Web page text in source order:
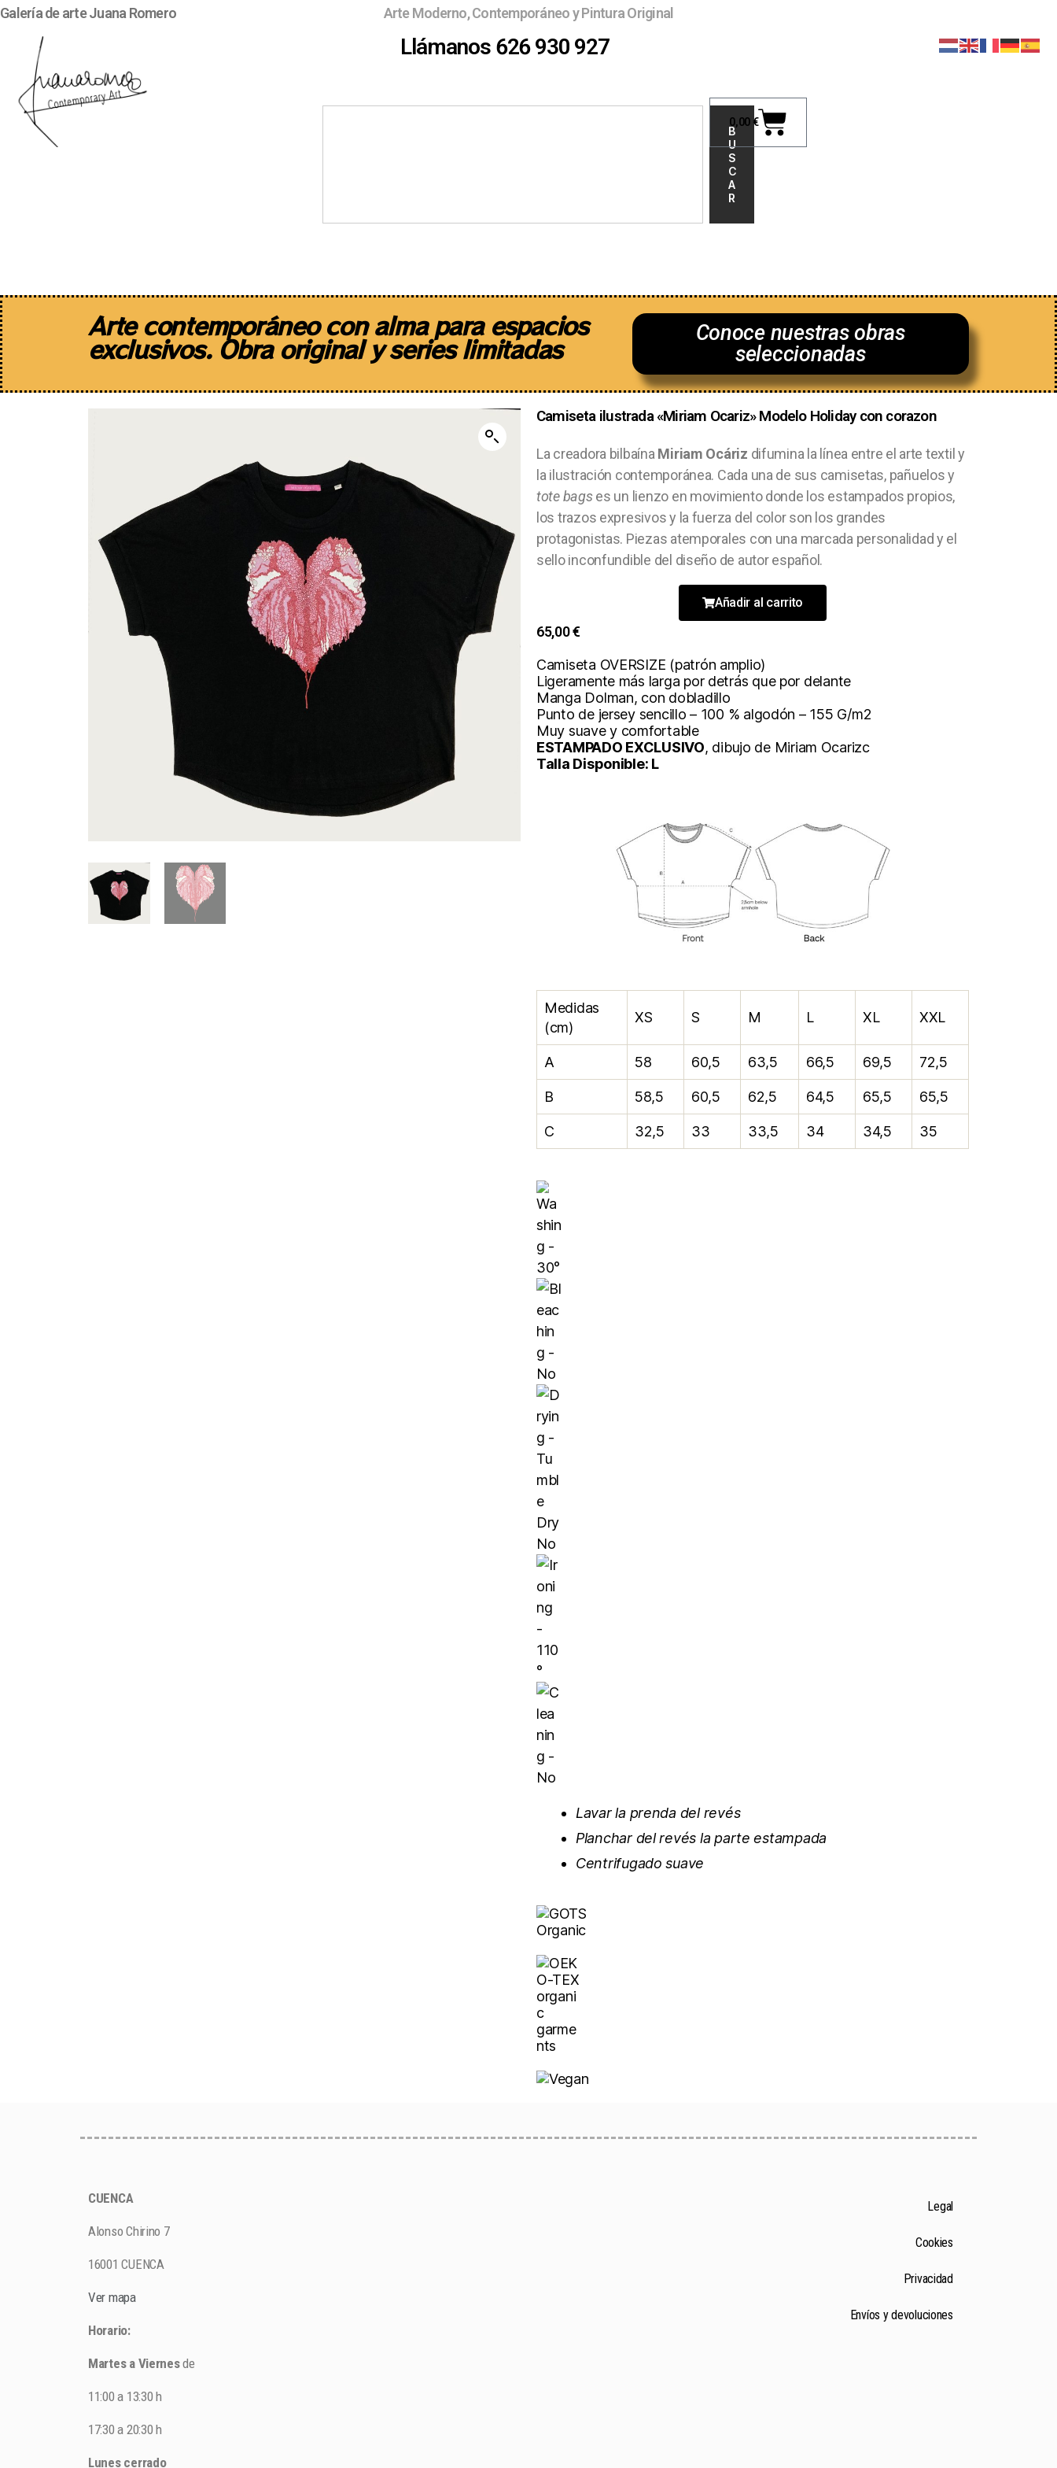
Galería de arte Juana Romero Arte Moderno, Contemporáneo y Pintura Original
Llámanos 626 930 927
0,00 €
B
U
S
C
A
R
Arte contemporáneo con alma para espacios
exclusivos. Obra original y series limitadas
Conoce nuestras obras
seleccionadas
Camiseta ilustrada «Miriam Ocariz» Modelo Holiday con corazon
La creadora bilbaína Miriam Ocáriz difumina la línea entre el arte textil y
la ilustración contemporánea. Cada una de sus camisetas, pañuelos y
tote bagses un lienzo en movimiento donde los estampados propios,
los trazos expresivos y la fuerza del color son los grandes
protagonistas. Piezas atemporales con una marcada personalidad y el
sello inconfundible del diseño de autor español.
Añadir al carrito
65,00€
Camiseta OVERSIZE (patrón amplio)
Ligeramente más larga por detrás que por delante
Manga Dolman, con dobladillo
Punto de jersey sencillo – 100 % algodón – 155 G/m2
Muy suave y comfortable
ESTAMPADO EXCLUSIVO, dibujo de Miriam Ocarizc
Talla Disponible: L
Medidas
(cm)
XS S M L XL XXL
A 58 60,5 63,5 66,5 69,5 72,5
B 58,5 60,5 62,5 64,5 65,5 65,5
C 32,5 33 33,5 34 34,5 35
Lavar la prenda del revés
Planchar del revés la parte estampada
Centrifugado suave
CUENCA
Alonso Chirino 7
16001 CUENCA
Ver mapa
Horario:
Martes a Viernesde
11:00 a 13:30 h
17:30 a 20:30 h
Lunes cerrado
Legal
Cookies
Privacidad
Envíos y devoluciones